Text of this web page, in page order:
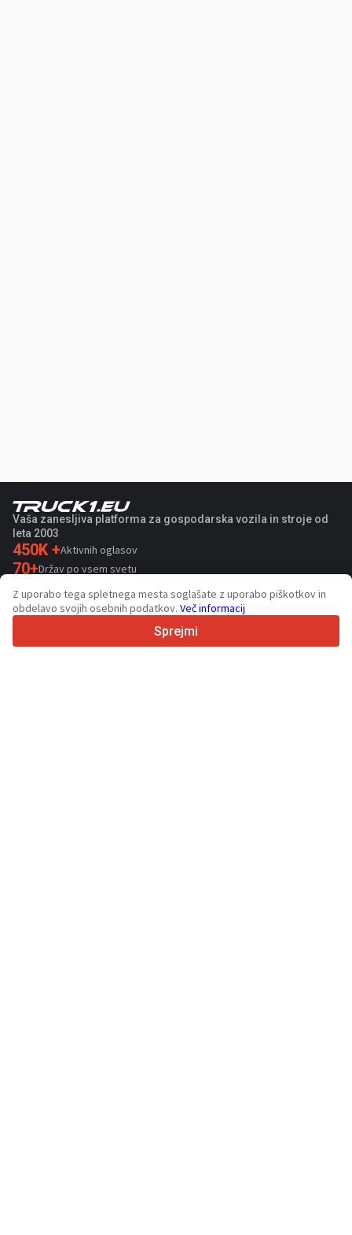
Vaša zanesljiva platforma za gospodarska vozila in stroje od
leta 2003
450K +Aktivnih oglasov
70+Držav po vsem svetu
36 Podprtih jezikov
4.7/5
Z uporabo tega spletnega mesta soglašate z uporabo piškotkov in
obdelavo svojih osebnih podatkov. Več informacij
Sprejmi